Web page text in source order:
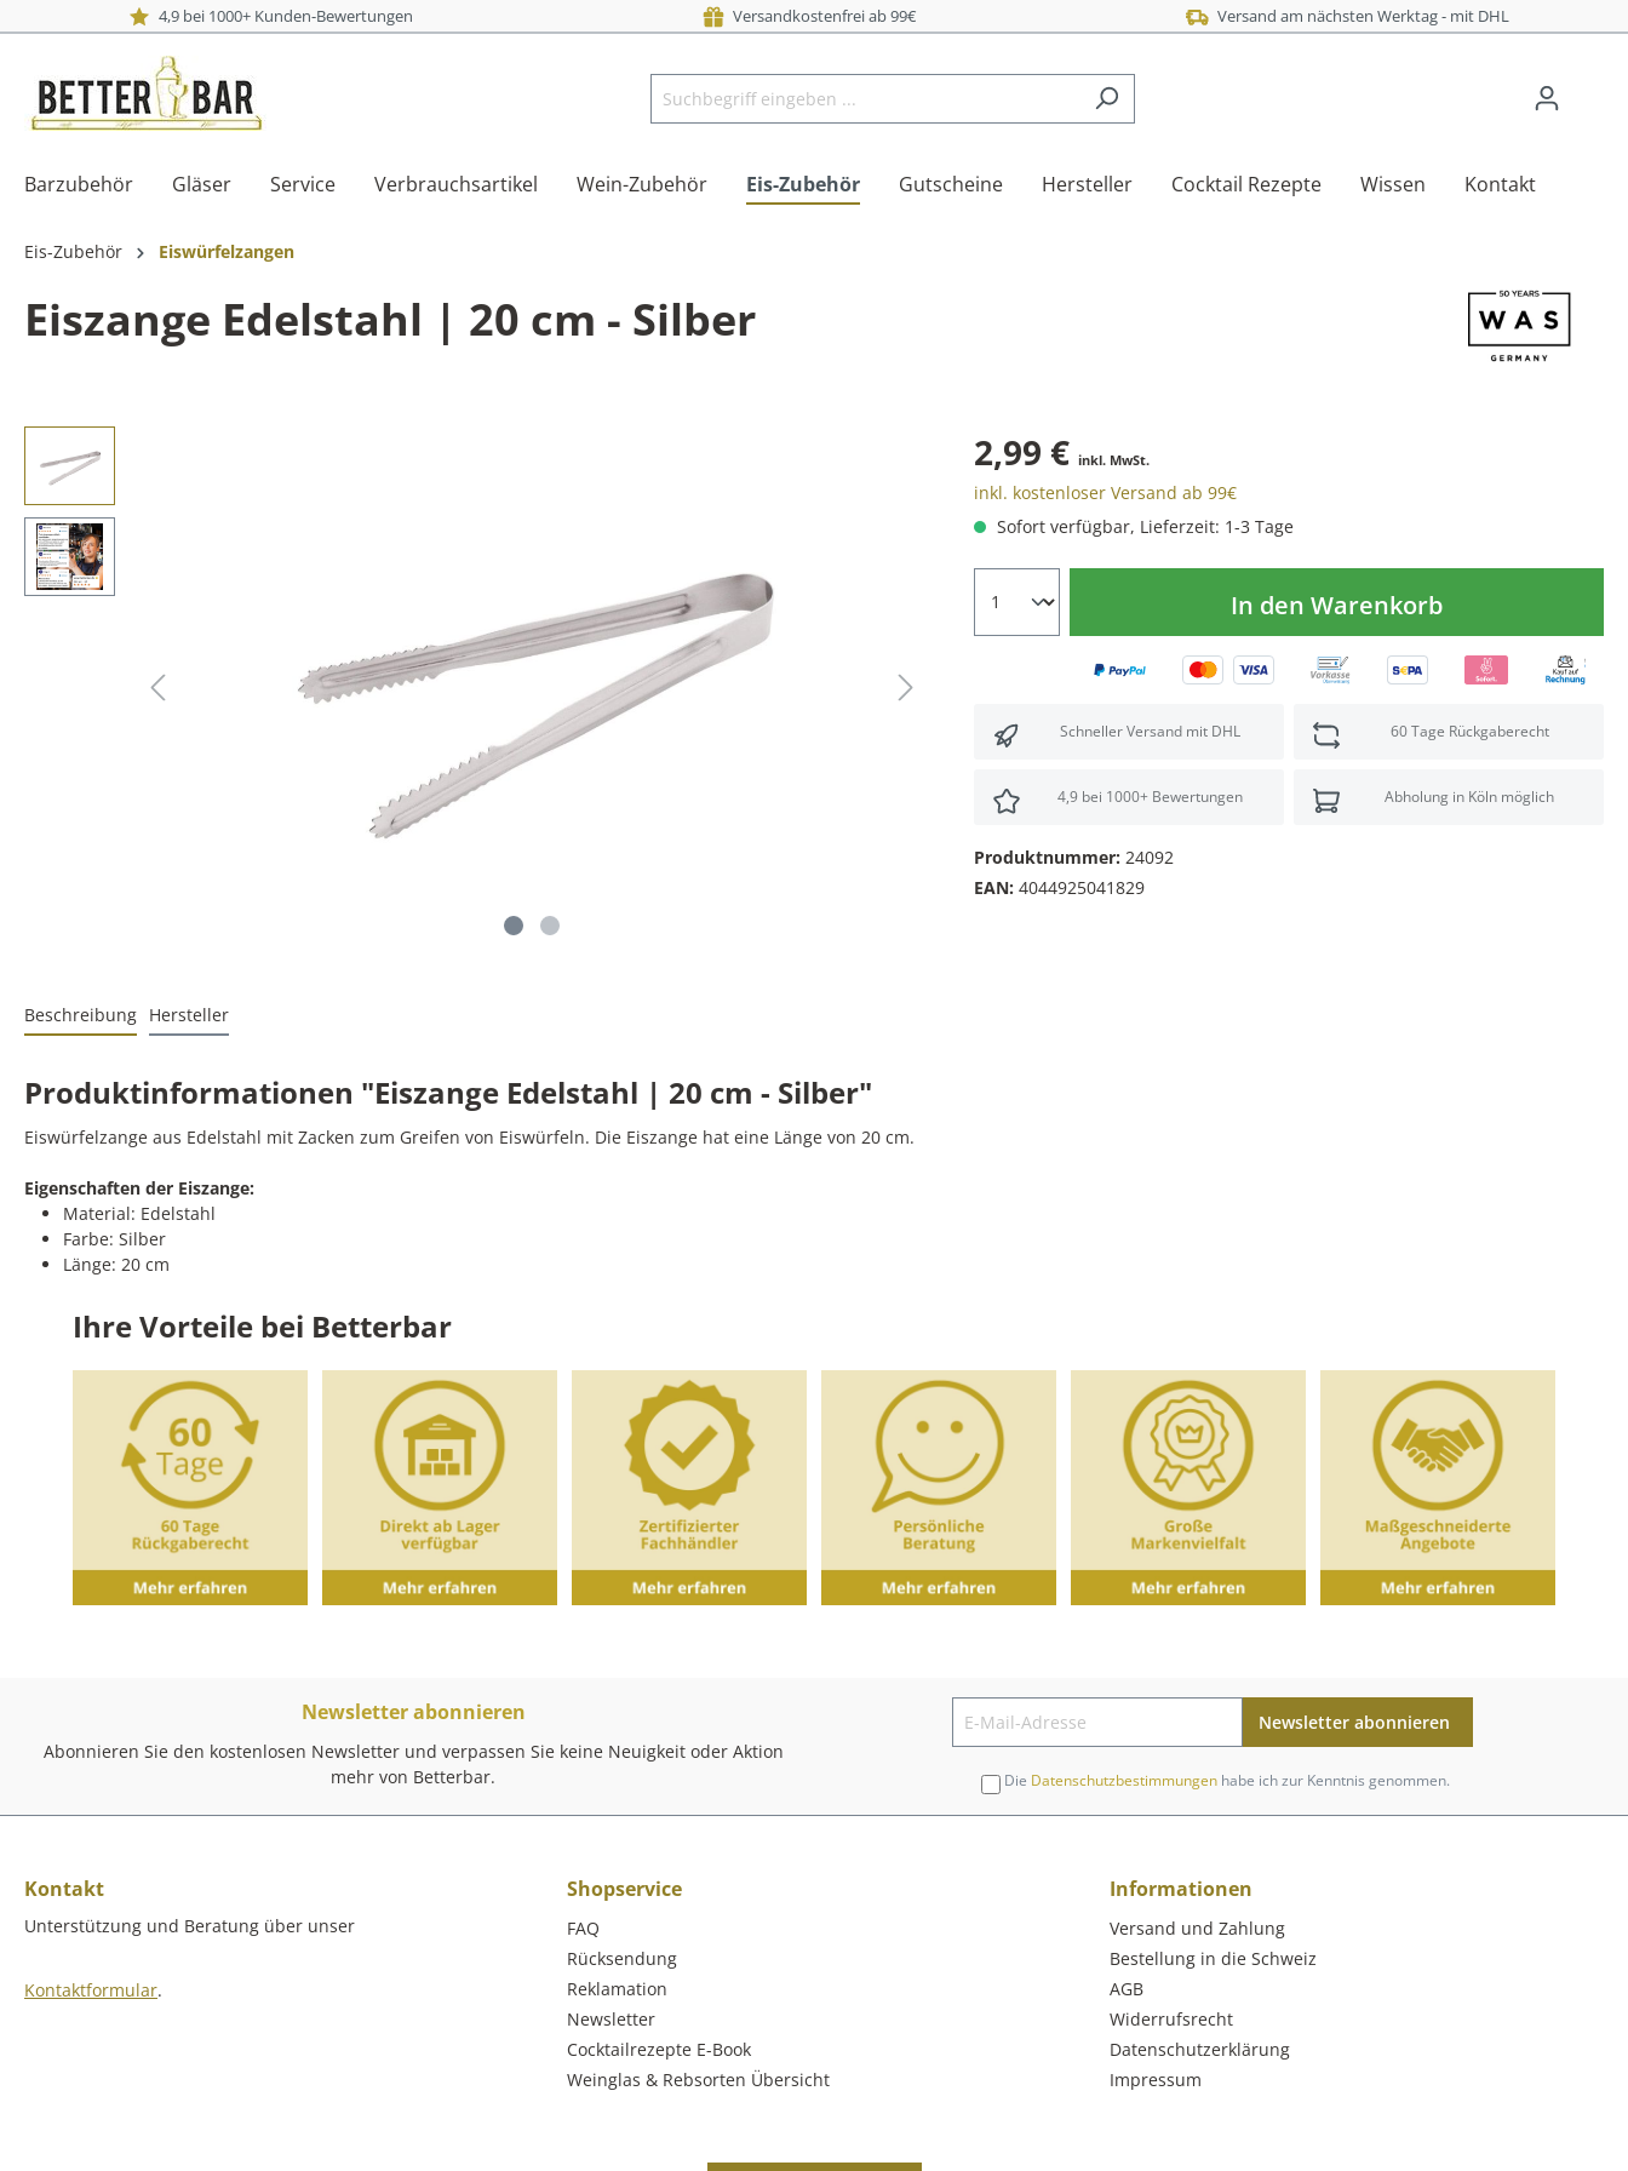
4,9 bei 1000+ Kunden-Bewertungen Versandkostenfrei ab 99€ Versand am nächsten Werktag - mit DHL
Barzubehör Gläser Service Verbrauchsartikel Wein-Zubehör Eis-Zubehör Gutscheine Hersteller Cocktail Rezepte Wissen Kontakt
Eis-Zubehör Eiswürfelzangen
Eiszange Edelstahl | 20 cm - Silber
2,99 € inkl. MwSt.
inkl. kostenloser Versand ab 99€
Sofort verfügbar, Lieferzeit: 1-3 Tage
In den Warenkorb
Schneller Versand mit DHL 60 Tage Rückgaberecht
4,9 bei 1000+ Bewertungen Abholung in Köln möglich
Produktnummer: 24092
EAN: 4044925041829
Beschreibung Hersteller
Produktinformationen "Eiszange Edelstahl | 20 cm - Silber"
Eiswürfelzange aus Edelstahl mit Zacken zum Greifen von Eiswürfeln. Die Eiszange hat eine Länge von 20 cm.
Eigenschaften der Eiszange:
Material: Edelstahl
Farbe: Silber
Länge: 20 cm
Ihre Vorteile bei Betterbar
Newsletter abonnieren
Abonnieren Sie den kostenlosen Newsletter und verpassen Sie keine Neuigkeit oder Aktion
mehr von Betterbar.
Newsletter abonnieren
Die Datenschutzbestimmungenhabe ich zur Kenntnis genommen.
Kontakt
Unterstützung und Beratung über unser
Kontaktformular.
Shopservice
FAQ
Rücksendung
Reklamation
Newsletter
Cocktailrezepte E-Book
Weinglas & Rebsorten Übersicht
Informationen
Versand und Zahlung
Bestellung in die Schweiz
AGB
Widerrufsrecht
Datenschutzerklärung
Impressum